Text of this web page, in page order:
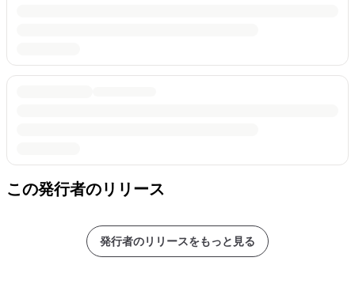
この発行者のリリース
発行者のリリースをもっと見る